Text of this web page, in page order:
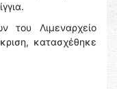
του Λιμεναρχείο
κατασχέθηκε